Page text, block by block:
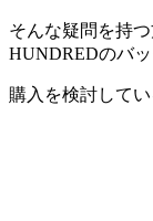
そんな疑問を持
HUNDREDのバ
購入を検討して